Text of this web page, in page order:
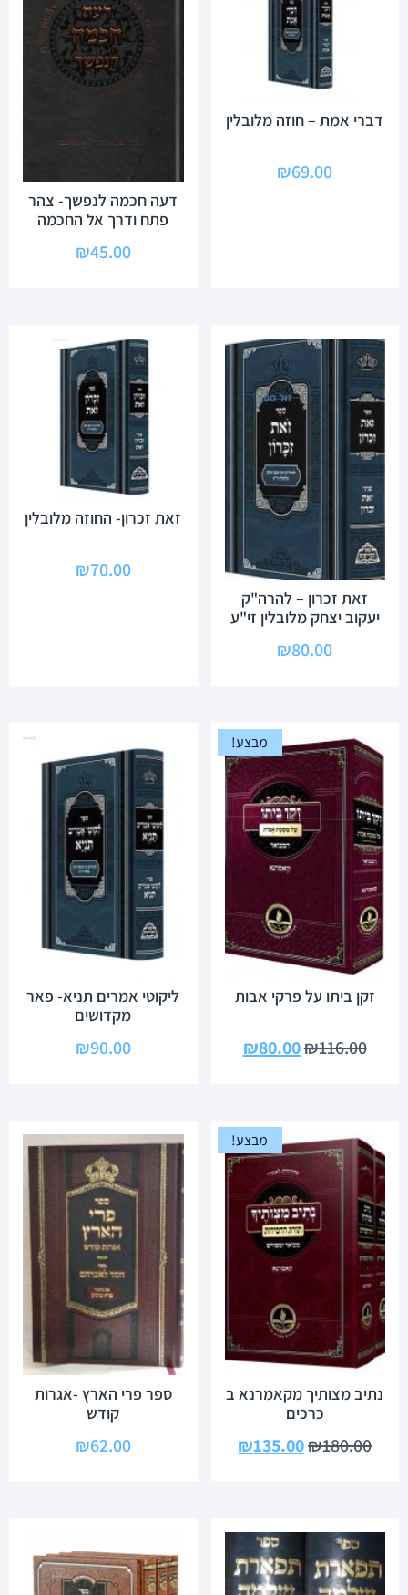
דברי אמת – חוזה מלובלין
₪69.00
דעה חכמה לנפשך- צהר
פתח ודרך אל החכמה
₪45.00
זאת זכרון – להרה"ק
יעקוב יצחק מלובלין זי"ע
₪80.00
זאת זכרון- החוזה מלובלין
₪70.00
מבצע!
זקן ביתו על פרקי אבות
₪116.00
₪80.00
ליקוטי אמרים תניא- פאר
מקדושים
₪90.00
מבצע!
נתיב מצותיך מקאמרנא ב
כרכים
₪180.00
₪135.00
ספר פרי הארץ -אגרות
קודש
₪62.00